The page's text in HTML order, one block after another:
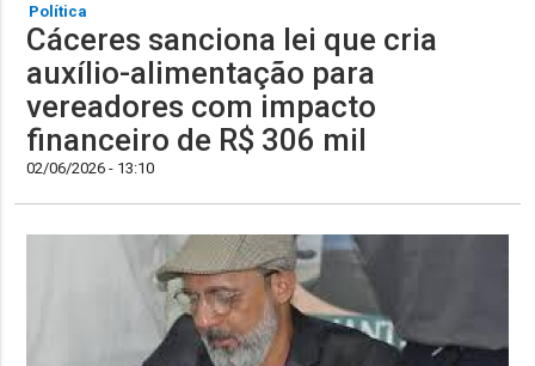
Política
Cáceres sanciona lei que cria
auxílio-alimentação para
vereadores com impacto
financeiro de R$ 306 mil
02/06/2026 - 13:10